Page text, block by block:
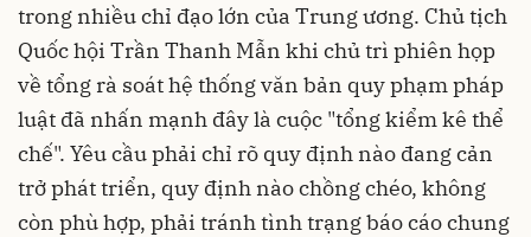
trong nhiều chỉ đạo lớn của Trung ương. Chủ tịch
Quốc hội Trần Thanh Mẫn khi chủ trì phiên họp
về tổng rà soát hệ thống văn bản quy phạm pháp
luật đã nhấn mạnh đây là cuộc "tổng kiểm kê thể
chế". Yêu cầu phải chỉ rõ quy định nào đang cản
trở phát triển, quy định nào chồng chéo, không
còn phù hợp, phải tránh tình trạng báo cáo chung